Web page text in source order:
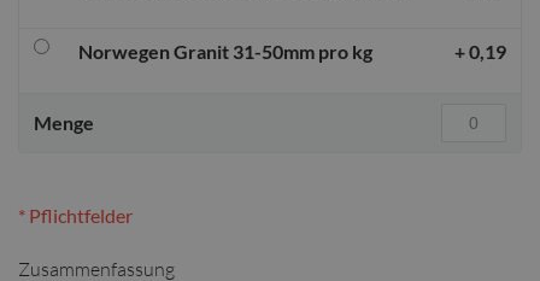
Norwegen Granit 31-50mm pro kg +0,19
Menge
* Pflichtfelder
Zusammenfassung